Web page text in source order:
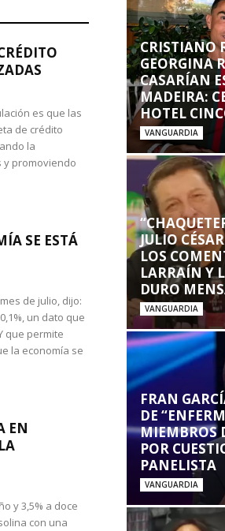
es que las
de crédito
la
y promoviendo
SE ESTÁ
de julio, dijo:
un dato que
que permite
la economía se
EN
y 3,5% a doce
con una
CRISTIANO
GEORGINA
CASARÍAN
MADEIRA:
HOTEL
VANGUARDIA
JULIO
LOS
LARRAÍN Y
DURO
VANGUARDIA
FRAN
DE
MIEMBROS
POR
PANELISTA
VANGUARDIA